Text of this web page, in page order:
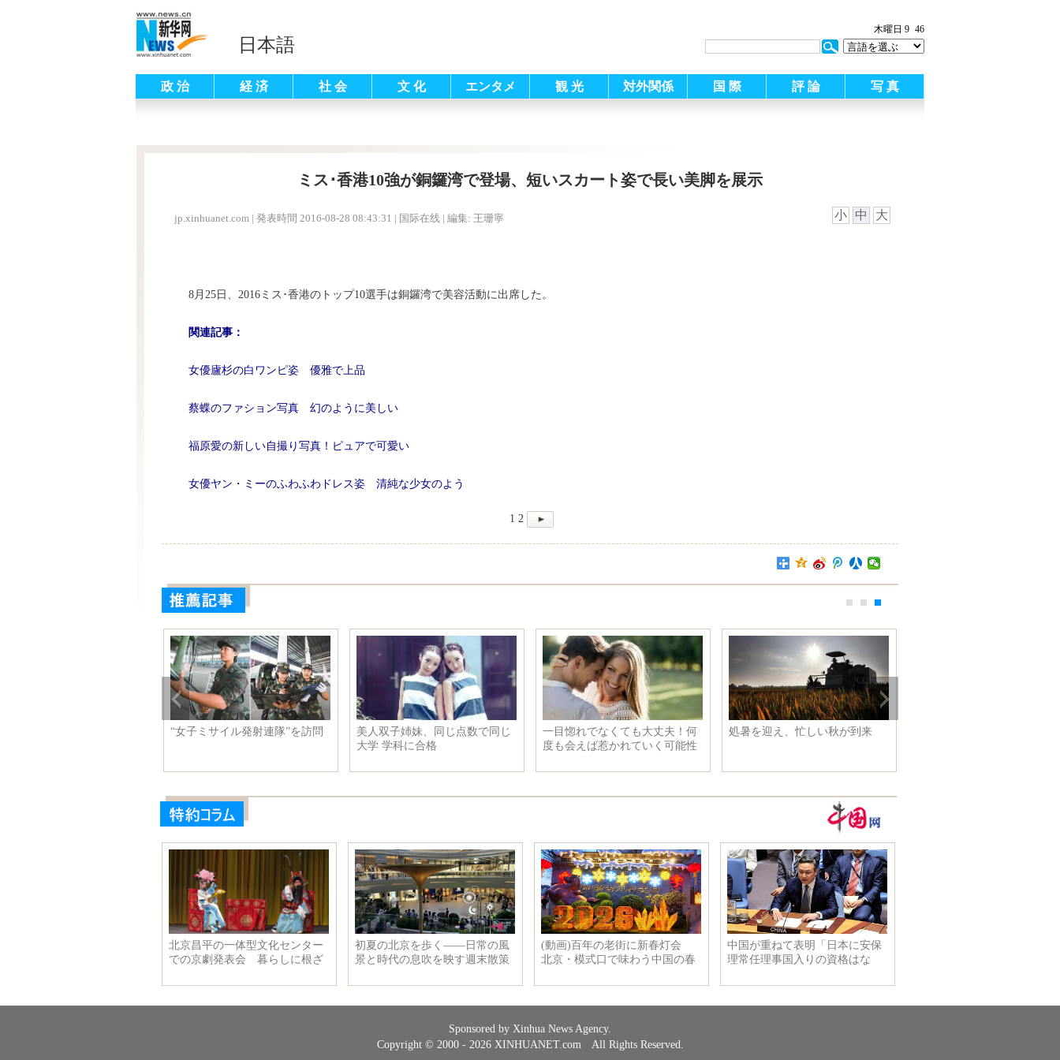
日本語
木曜日 9 46
政 治 経 済 社 会 文 化 エンタメ 観 光 対外関係 国 際 評 論 写 真
ミス･香港10強が銅鑼湾で登場、短いスカート姿で長い美脚を展示
jp.xinhuanet.com | 発表時間 2016-08-28 08:43:31 | 国际在线 | 編集: 王珊寧 小 中 大
8月25日、2016ミス･香港のトップ10選手は銅鑼湾で美容活動に出席した。
関連記事：
女優廬杉の白ワンピ姿 優雅で上品
蔡蝶のファション写真 幻のように美しい
福原愛の新しい自撮り写真！ピュアで可愛い
女優ヤン・ミーのふわふわドレス姿 清純な少女のよう
1 2
“女子ミサイル発射連隊”を訪問
美人双子姉妹、同じ点数で同じ
大学 学科に合格
一目惚れでなくても大丈夫！何
度も会えば惹かれていく可能性
処暑を迎え、忙しい秋が到来
Sponsored by Xinhua News Agency.
Copyright © 2000 - 2026 XINHUANET.com All Rights Reserved.